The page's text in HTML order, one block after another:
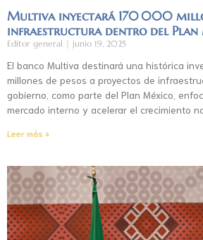
Multiva inyectará 170 000
infraestructura dentro del Plan
Editor general junio 19, 2025
El banco Multiva destinará una histórica
millones de pesos a proyectos de
gobierno, como parte del Plan México,
mercado interno y acelerar el crecimiento
Leer más »